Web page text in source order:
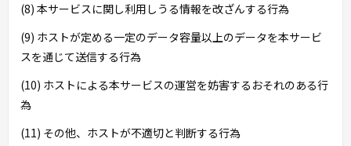
(8) 本サービスに関し利用しうる情報を改ざんする行為
(9) ホストが定める一定のデータ容量以上のデータを本サービ
スを通じて送信する行為
(10) ホストによる本サービスの運営を妨害するおそれのある行
為
(11) その他、ホストが不適切と判断する行為